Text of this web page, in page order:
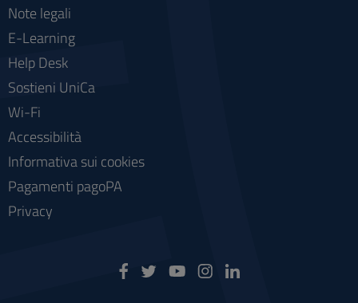
Note legali
E-Learning
Help Desk
Sostieni UniCa
Wi-Fi
Accessibilità
Informativa sui cookies
Pagamenti pagoPA
Privacy